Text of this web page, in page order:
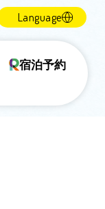
Language
宿泊予約